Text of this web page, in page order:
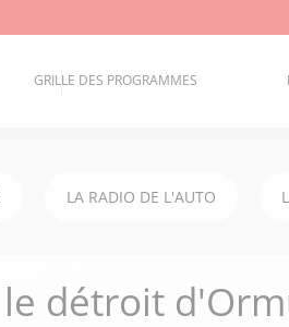
GRILLE DES PROGRAMMES
LA RADIO DE L'AUTO
détroit